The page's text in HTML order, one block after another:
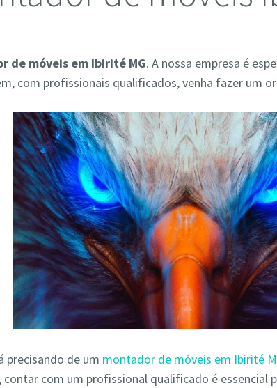
de móveis em Ibirité MG. A nossa empresa é
com profissionais qualificados, venha fazer um
precisando de um montador de móveis em Ibirité
contar com um profissional qualificado é essencial